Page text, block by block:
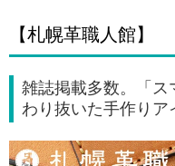
【札幌革職人館】
雑誌掲載多数。「
わり抜いた手作りア